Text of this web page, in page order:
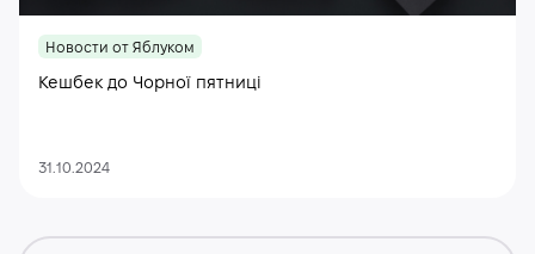
Новости от Яблуком
Кешбек до Чорної пятниці
31.10.2024